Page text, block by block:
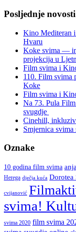
Posljednje novosti
Kino Mediteran
Hvaru
Koke svima —
projekcija u
Film svima i
110. Film svima
Koke
Film svima i
Na 73. Pula
svugdje
Cinehill,
Smjernica
Oznake
10 godina film svima
Herega dječja kuća Dorotea
cvijanović
svima!
svima 2020 film svima